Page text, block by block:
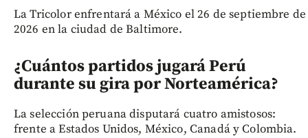
La Tricolor enfrentará a México el 26 de septiembre de
2026 en la ciudad de Baltimore.
¿Cuántos partidos jugará Perú
durante su gira por Norteamérica?
La selección peruana disputará cuatro amistosos:
frente a Estados Unidos, México, Canadá y Colombia.